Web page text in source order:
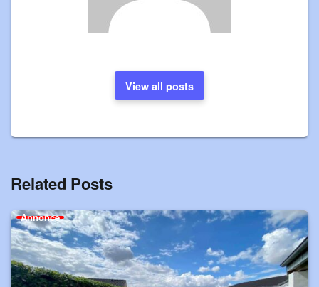
View all posts
Related Posts
Annonce